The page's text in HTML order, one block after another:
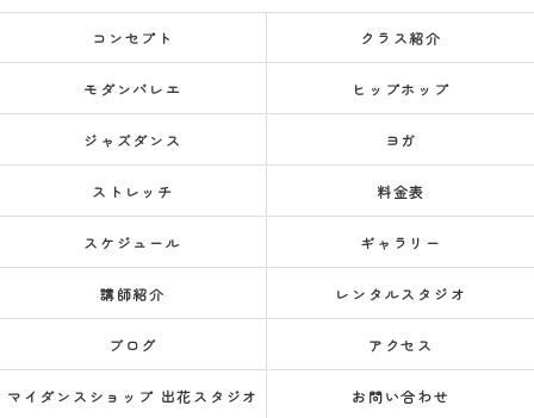
コンセプト クラス紹介
モダンバレエ ヒップホップ
ジャズダンス ヨガ
ストレッチ 料金表
スケジュール ギャラリー
講師紹介 レンタルスタジオ
ブログ アクセス
マイダンスショップ 出花スタジオ お問い合わせ